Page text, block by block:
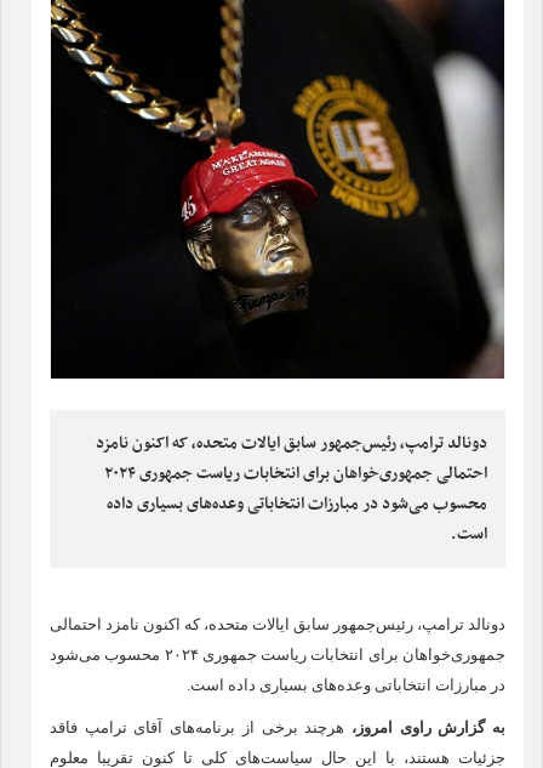
دونالد ترامپ، رئیس‌جمهور سابق ایالات متحده، که اکنون نامزد
احتمالی جمهوری‌خواهان برای انتخابات ریاست جمهوری ۲۰۲۴
محسوب می‌شود در مبارزات انتخاباتی وعده‌های بسیاری داده
است.
دونالد ترامپ، رئیس‌جمهور سابق ایالات متحده، که اکنون نامزد احتمالی
جمهوری‌خواهان برای انتخابات ریاست جمهوری ۲۰۲۴ محسوب می‌شود
در مبارزات انتخاباتی وعده‌های بسیاری داده است.
به گزارشراوی امروز، هرچند برخی از برنامه‌های آقای ترامپ فاقد
جزئیات هستند، با این حال سیاست‌های کلی تا کنون تقریبا معلوم